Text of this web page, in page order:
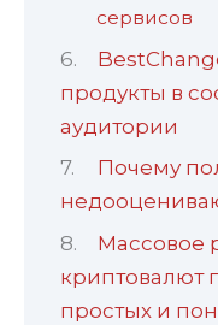
сервисов
продукты в
аудитории
Почему
Массовое
криптовалют
простых и